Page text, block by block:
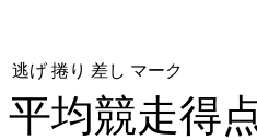
逃げ 捲り 差し マーク
平均競走